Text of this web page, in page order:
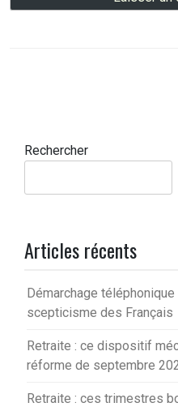
Rechercher
Articles récents
Démarchage
scepticisme des Français
Retraite : ce dispositif
réforme de septembre
Retraite : ces trimestres